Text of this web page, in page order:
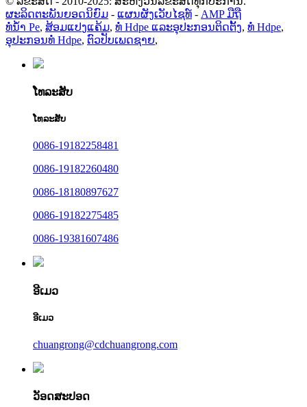
ຜະລິດຕະພັນຍອດນິຍົມ - ແຜນຜັງເວັບໄຊທ໌ - AMP ມືຖື
ທໍ່ນໍ້າ Pe, ສ້ອມແປງແຄ້ມ, ທໍ່ Hdpe ແລະອຸປະກອນຕິດຕັ້ງ, ທໍ່ Hdpe,
ອຸປະກອນທໍ່ Hdpe, ຕົວປັບເພດຊາຍ,
ໂທລະສັບ
ໂທລະສັບ
0086-19182258481
0086-19182260480
0086-18180897627
0086-19182275485
0086-19381607486
ອີເມວ
ອີເມວ
chuangrong@cdchuangrong.com
ວັອດສະປອດ